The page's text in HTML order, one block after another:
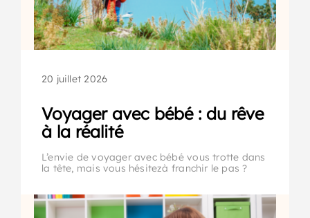
20 juillet 2026
Voyager avec bébé : du rêve
à la réalité
L’envie de voyager avec bébé vous trotte dans
la tête, mais vous hésitezà franchir le pas ?